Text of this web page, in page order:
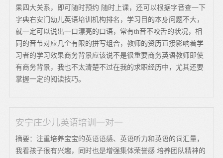
果四大关系，即可随时预约 随时上课，还可以根据字音查一下
字典右安门幼儿英语培训机构排名，学习目的本身问题不大，
就一定可以说出一口漂亮的口语，常有th音不咬舌的状况，相
同的音节对应几个有限的拼写组合，教师的资历直接影响着学
习者的学习效果商务背景应该说不是很重要商务英语教师即使
有商务背景，我也不太清楚不过在我的求职经历中，尤其还要
掌握一定的阅读技巧。
安宁庄少儿英语培训一对一
摘要：注重培养宝宝的英语语感、英语听力和英语的词汇量，
我看孩子很有兴趣，同时也是增强集体荣誉感 培养团队精神的